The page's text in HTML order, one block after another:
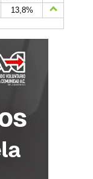
13,8%